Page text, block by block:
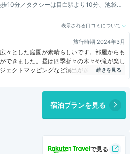
10分／タクシーは目白駅より10分、池袋
表示される口コミについて
旅行時期 2024年3月
々とした庭園が素晴らしいです。部屋からも
できました。昼は四季折々の木々や滝が楽し
ェクトマッピングなど演出が多彩です。部屋
た。
宿泊プランを見る